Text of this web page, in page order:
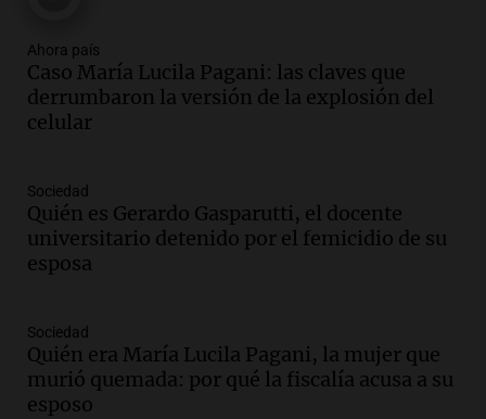
Audio.
El "Mono" de Kapanga
adelantó su show en Rosario.
Viva la Radio Rosario
Episodios
en suspenso a hombre por simular robo
de recaudación en San Luis
Panorama Federal
Episodios
ayuda por problemas de fertilidad y la
ostentación de millonarios
Amamos Argentina
Episodios
Ahora país
Caso María Lucila Pagani: las claves que
derrumbaron la versión de la explosión del
celular
Sociedad
Quién es Gerardo Gasparutti, el docente
universitario detenido por el femicidio de su
esposa
Sociedad
Quién era María Lucila Pagani, la mujer que
murió quemada: por qué la fiscalía acusa a su
esposo